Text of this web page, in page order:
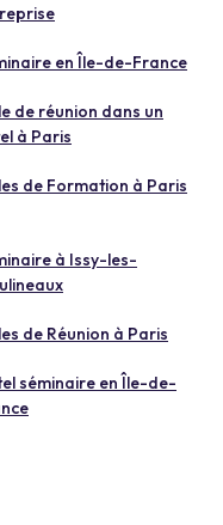
en Île-de-France
de réunion dans un
à Paris
de Formation à Paris
à Issy-les-
de Réunion à Paris
séminaire en Île-de-